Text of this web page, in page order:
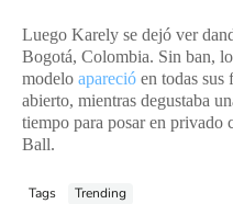
Luego Karely se dejó ver
Bogotá, Colombia. Sin ban,
modelo apareció en todas sus
abierto, mientras degustaba
tiempo para posar en privado
Ball.
Tags Trending